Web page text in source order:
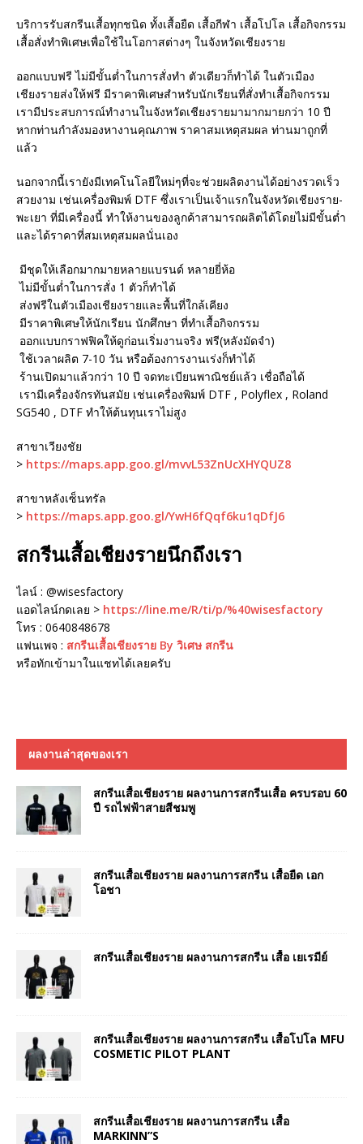
บริการรับสกรีนเสื้อทุกชนิด ทั้งเสื้อยืด เสื้อกีฬา เสื้อโปโล เสื้อกิจกรรม
เสื้อสั่งทำพิเศษเพื่อใช้ในโอกาสต่างๆ ในจังหวัดเชียงราย
ออกแบบฟรี ไม่มีขั้นต่ำในการสั่งทำ ตัวเดียวก็ทำได้ ในตัวเมือง
เชียงรายส่งให้ฟรี มีราคาพิเศษสำหรับนักเรียนที่สั่งทำเสื้อกิจกรรม
เรามีประสบการณ์ทำงานในจังหวัดเชียงรายมามากมายกว่า 10 ปี
หากท่านกำลังมองหางานคุณภาพ ราคาสมเหตุสมผล ท่านมาถูกที่
แล้ว
นอกจากนี้เรายังมีเทคโนโลยีใหม่ๆที่จะช่วยผลิตงานได้อย่างรวดเร็ว
สวยงาม เช่นเครื่องพิมพ์ DTF ซึ่งเราเป็นเจ้าแรกในจังหวัดเชียงราย-
พะเยา ที่มีเครื่องนี้ ทำให้งานของลูกค้าสามารถผลิตได้โดยไม่มีขั้นต่ำ
และได้ราคาที่สมเหตุสมผลนั่นเอง
มีชุดให้เลือกมากมายหลายแบรนด์ หลายยี่ห้อ
ไม่มีขั้นต่ำในการสั่ง 1 ตัวก็ทำได้
ส่งฟรีในตัวเมืองเชียงรายและพื้นที่ใกล้เคียง
มีราคาพิเศษให้นักเรียน นักศึกษา ที่ทำเสื้อกิจกรรม
ออกแบบกราฟฟิคให้ดูก่อนเริ่มงานจริง ฟรี(หลังมัดจำ)
ใช้เวลาผลิต 7-10 วัน หรือต้องการงานเร่งก็ทำได้
ร้านเปิดมาแล้วกว่า 10 ปี จดทะเบียนพาณิชย์แล้ว เชื่อถือได้
เรามีเครื่องจักรทันสมัย เช่นเครื่องพิมพ์ DTF , Polyflex , Roland
SG540 , DTF ทำให้ต้นทุนเราไม่สูง
สาขาเวียงชัย
> https://maps.app.goo.gl/mvvL53ZnUcXHYQUZ8
สาขาหลังเซ็นทรัล
> https://maps.app.goo.gl/YwH6fQqf6ku1qDfJ6
สกรีนเสื้อเชียงรายนึกถึงเรา
ไลน์ : @wisesfactory
แอดไลน์กดเลย > https://line.me/R/ti/p/%40wisesfactory
โทร : 0640848678
แฟนเพจ : สกรีนเสื้อเชียงราย By วิเศษ สกรีน
หรือทักเข้ามาในแชทได้เลยครับ
ผลงานล่าสุดของเรา
สกรีนเสื้อเชียงราย ผลงานการสกรีนเสื้อ ครบรอบ 60
ปี รถไฟฟ้าสายสีชมพู
สกรีนเสื้อเชียงราย ผลงานการสกรีน เสื้อยืด เอก
โอชา
สกรีนเสื้อเชียงราย ผลงานการสกรีน เสื้อ เยเรมีย์
สกรีนเสื้อเชียงราย ผลงานการสกรีน เสื้อโปโล MFU
COSMETIC PILOT PLANT
สกรีนเสื้อเชียงราย ผลงานการสกรีน เสื้อ
MARKINN”S